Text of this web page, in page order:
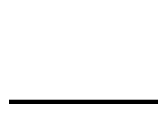
ภายในทำเนียบขาวระหว่างก